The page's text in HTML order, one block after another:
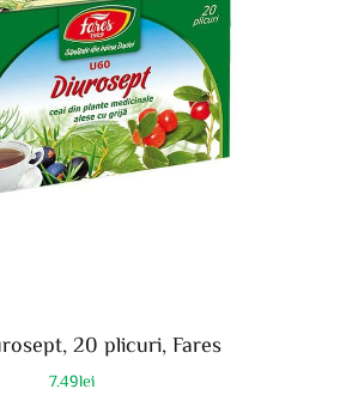
20 plicuri, Fares
7.49lei